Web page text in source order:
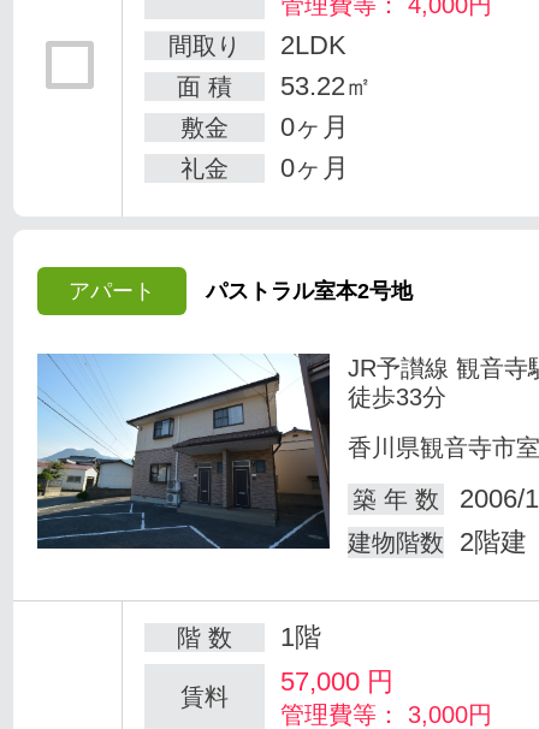
間取り
2LDK
面 積 53.22㎡
敷金 0ヶ月
礼金 0ヶ月
アパート パストラル室本2号地
JR予讃線 観音寺
徒歩33分
香川県観音寺市
築 年 数
2006/
建物階数 2階建
階 数 1階
賃料 57,000 円
管理費等： 3,000円